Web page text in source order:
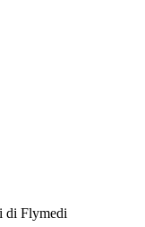
di Flymedi